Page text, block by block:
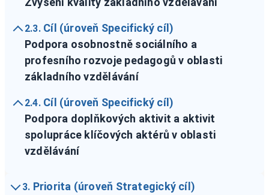
2.3. Cíl (úroveň Specifický cíl)
Podpora osobnostně sociálního a
profesního rozvoje pedagogů v oblasti
základního vzdělávání
2.4. Cíl (úroveň Specifický cíl)
Podpora doplňkových aktivit a aktivit
spolupráce klíčových aktérů v oblasti
vzdělávání
3. Priorita (úroveň Strategický cíl)